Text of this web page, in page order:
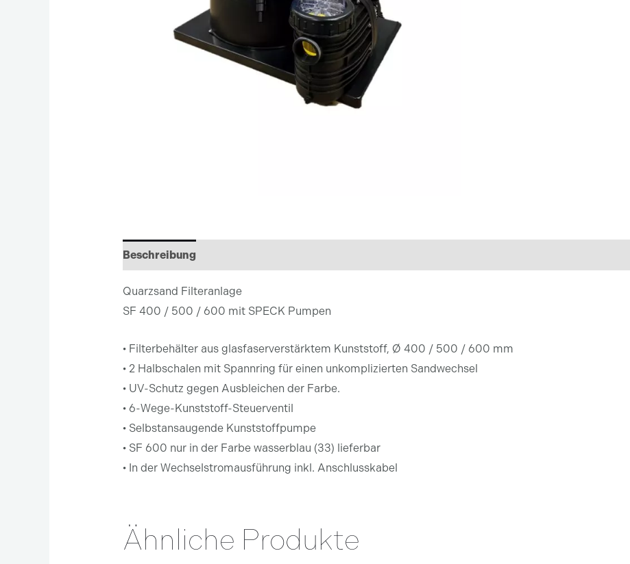
Beschreibung
Quarzsand Filteranlage
SF 400 / 500 / 600 mit SPECK Pumpen
• Filterbehälter aus glasfaserverstärktem Kunststoff, Ø 400 / 500 / 600 mm
• 2 Halbschalen mit Spannring für einen unkomplizierten Sandwechsel
• UV-Schutz gegen Ausbleichen der Farbe.
• 6-Wege-Kunststoff-Steuerventil
• Selbstansaugende Kunststoffpumpe
• SF 600 nur in der Farbe wasserblau (33) lieferbar
• In der Wechselstromausführung inkl. Anschlusskabel
Ähnliche Produkte